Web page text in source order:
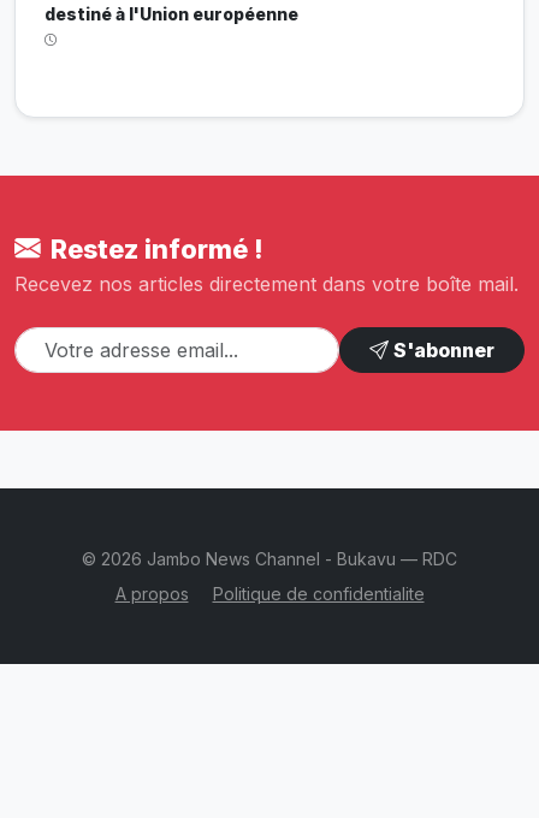
destiné à l'Union européenne
Restez informé !
Recevez nos articles directement dans votre boîte mail.
S'abonner
© 2026 Jambo News Channel - Bukavu — RDC
A propos
Politique de confidentialite